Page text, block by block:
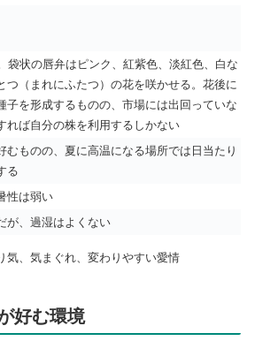
袋状の唇弁はピンク、紅紫色、淡紅色、白な
つ（まれにふたつ）の花を咲かせる。花後に
子を形成するものの、市場には出回っていな
れば自分の株を利用するしかない
むものの、夏に高温になる場所では日当たり
る
性は弱い
が、過湿はよくない
気、気まぐれ、変わりやすい愛情
好む環境